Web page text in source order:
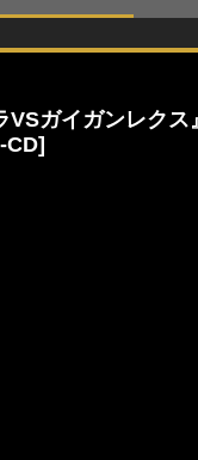
VSガイガンレクス
CD]